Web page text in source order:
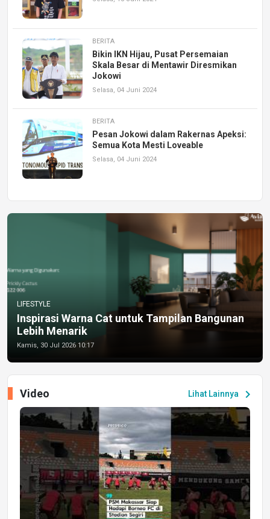
BERITA
Bikin IKN Hijau, Pusat Persemaian
Skala Besar di Mentawir Diresmikan
Jokowi
Selasa, 04 Juni 2024
BERITA
Pesan Jokowi dalam Rakernas Apeksi:
Semua Kota Mesti Loveable
Selasa, 04 Juni 2024
LIFESTYLE
Inspirasi Warna Cat untuk Tampilan Bangunan
Lebih Menarik
Kamis, 30 Jul 2026 10:17
Lihat Lainnya chevron_right
Video